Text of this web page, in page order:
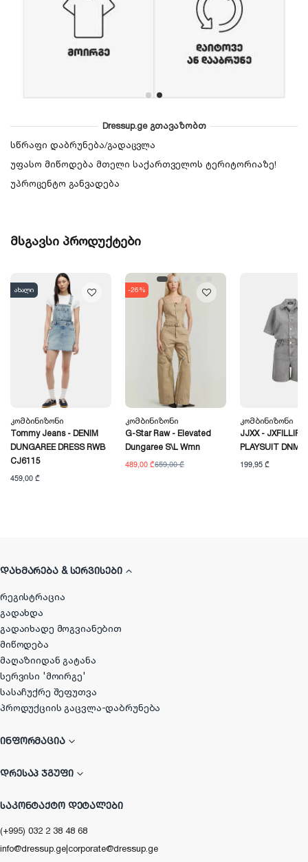
Dressup.ge გთავაზობთ
სწრაფი დაბრუნება/გადაცვლა
უფასო მიწოდება მთელი საქართველოს ტერიტორიაზე!
უპროცენტო განვადება
მსგავსი პროდუქტები
ახალი
Კომბინიზონი
Tommy Jeans - DENIM
DUNGAREE DRESS RWB
CJ6115
459,00 ₾
-26%
Კომბინიზონი
G-Star Raw - Elevated
Dungaree S\l Wmn
489,00 ₾659,00 ₾
Კომბინიზონი
JJXX - JXFILLIPA
PLAYSUIT DNM
199,95 ₾
ᲓᲐᲮᲛᲐᲠᲔᲑᲐ & ᲡᲔᲠᲕᲘᲡᲔᲑᲘ
რეგისტრაცია
გადახდა
გადაიხადე მოგვიანებით
მიწოდება
მაღაზიიდან გატანა
სერვისი 'მოირგე'
სასაჩუქრე შეფუთვა
პროდუქციის გაცვლა-დაბრუნება
ᲘᲜᲤᲝᲠᲛᲐᲪᲘᲐ
ᲓᲠᲔᲡᲐᲞ ᲯᲒᲣᲤᲘ
ᲡᲐᲙᲝᲜᲢᲐᲥᲢᲝ ᲓᲔᲢᲐᲚᲔᲑᲘ
(+995) 032 2 38 48 68
info@dressup.ge|corporate@dressup.ge